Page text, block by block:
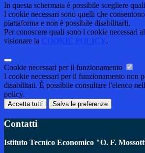
In questa schermata è possibile scegliere
I cookie necessari sono quelli che
piattaforma e non è possibile disabilitarli.
Per conoscere quali sono i cookie necessari
visionare la
COOKIE POLICY .
Cookie necessari per il funzionamento
I cookie necessari per il funzionamento non
disabilitati. È possibile consultare l'elenco
policy.
Accetta tutti Salva le preferenze
Contatti
Istituto Tecnico Economico "O. F.